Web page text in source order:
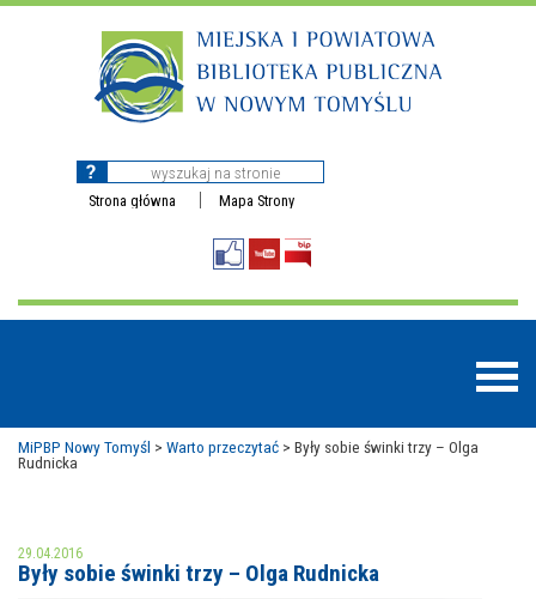
Strona główna Mapa Strony
MOJE KONTO
MiPBP Nowy Tomyśl > Warto przeczytać > Były sobie świnki trzy – Olga
Rudnicka
29.04.2016
Były sobie świnki trzy – Olga Rudnicka